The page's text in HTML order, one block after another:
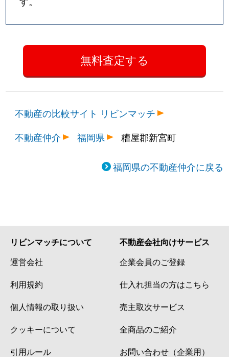
不動産の比較サイト リビンマッチ
不動産仲介
福岡県 糟屋郡新宮町
福岡県の不動産仲介に戻る
リビンマッチについて
運営会社
利用規約
個人情報の取り扱い
クッキーについて
引用ルール
不動産会社向けサービス
企業会員のご登録
仕入れ担当の方はこちら
売主取次サービス
全商品のご紹介
お問い合わせ（企業用）